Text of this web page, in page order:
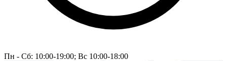
Пн - Сб: 10:00-19:00; Вс 10:00-18:00